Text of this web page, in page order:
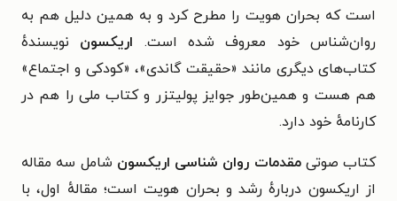
است که بحران هویت را مطرح کرد و به همین دلیل هم به
روان‌شناس خود معروف شده است. اریکسون نویسندهٔ
کتاب‌های دیگری مانند «حقیقت گاندی»، «کودکی و اجتماع»
هم هست و همین‌طور جوایز پولیتزر و کتاب ملی را هم در
کارنامهٔ خود دارد.
کتاب صوتیمقدمات روان شناسی اریکسون شامل سه مقاله
از اریکسون دربارهٔ رشد و بحران هویت است؛ مقالهٔ اول، با